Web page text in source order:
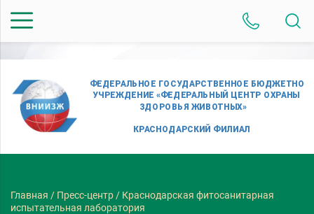
Главная / Пресс-центр / Краснодарская фитосанитарная
испытательная лаборатория